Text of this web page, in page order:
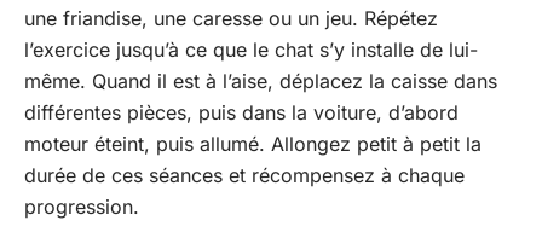
une friandise, une caresse ou un jeu. Répétez
l’exercice jusqu’à ce que le chat s’y installe de lui-
même. Quand il est à l’aise, déplacez la caisse dans
différentes pièces, puis dans la voiture, d’abord
moteur éteint, puis allumé. Allongez petit à petit la
durée de ces séances et récompensez à chaque
progression.